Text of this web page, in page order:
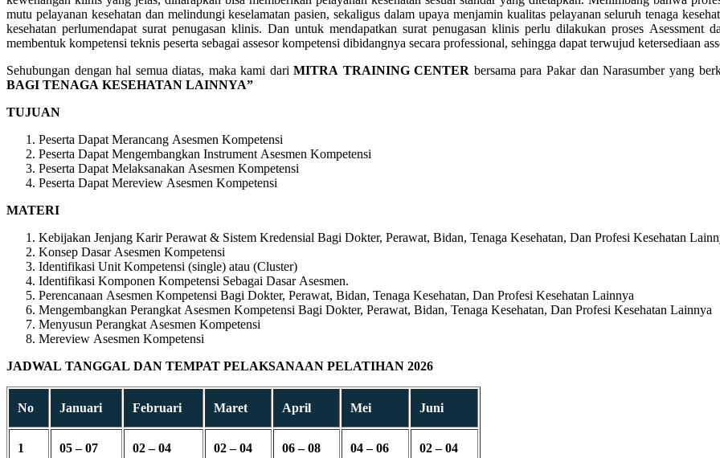
mutu pelayanan kesehatan dan melindungi keselamatan pasien, sekaligus dalam upaya menjamin kualitas pelayanan seluruh tenaga
kesehatan perlumendapat surat penugasan klinis. Dan untuk mendapatkan surat penugasan klinis perlu dilakukan proses Asessment
membentuk kompetensi teknis peserta sebagai assesor kompetensi dibidangnya secara professional, sehingga dapat terwujud ketersediaan
Sehubungan dengan hal semua diatas, maka kami dari MITRA TRAINING CENTER bersama para Pakar dan Narasumber yang
BAGI TENAGA KESEHATAN LAINNYA”
TUJUAN
Peserta Dapat Merancang Asesmen Kompetensi
Peserta Dapat Mengembangkan Instrument Asesmen Kompetensi
Peserta Dapat Melaksanakan Asesmen Kompetensi
Peserta Dapat Mereview Asesmen Kompetensi
MATERI
Kebijakan Jenjang Karir Perawat & Sistem Kredensial Bagi Dokter, Perawat, Bidan, Tenaga Kesehatan, Dan Profesi Kesehatan
Konsep Dasar Asesmen Kompetensi
Identifikasi Unit Kompetensi (single) atau (Cluster)
Identifikasi Komponen Kompetensi Sebagai Dasar Asesmen.
Perencanaan Asesmen Kompetensi Bagi Dokter, Perawat, Bidan, Tenaga Kesehatan, Dan Profesi Kesehatan Lainnya
Mengembangkan Perangkat Asesmen Kompetensi Bagi Dokter, Perawat, Bidan, Tenaga Kesehatan, Dan Profesi Kesehatan Lainnya
Menyusun Perangkat Asesmen Kompetensi
Mereview Asesmen Kompetensi
JADWAL TANGGAL DAN TEMPAT PELAKSANAAN PELATIHAN 2026
No Januari Februari Maret April Mei Juni
1 05 – 07 02 – 04 02 – 04 06 – 08 04 – 06 02 – 04